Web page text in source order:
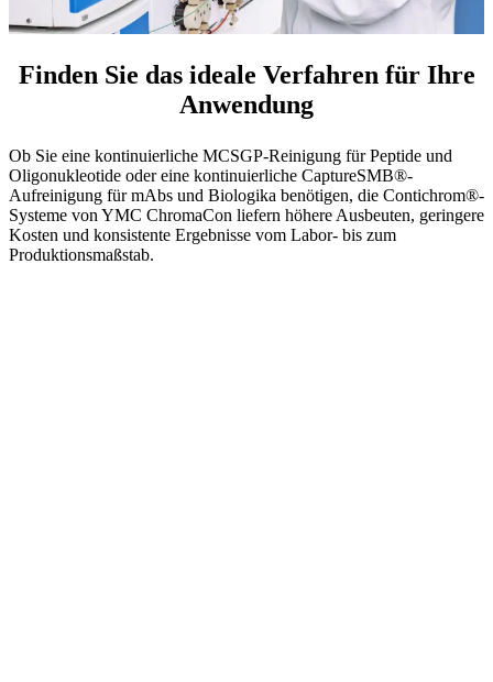
Finden Sie das ideale Verfahren für Ihre
Anwendung
Ob Sie eine kontinuierliche MCSGP-Reinigung für Peptide und
Oligonukleotide oder eine kontinuierliche CaptureSMB®-
Aufreinigung für mAbs und Biologika benötigen, die Contichrom®-
Systeme von YMC ChromaCon liefern höhere Ausbeuten, geringere
Kosten und konsistente Ergebnisse vom Labor- bis zum
Produktionsmaßstab.